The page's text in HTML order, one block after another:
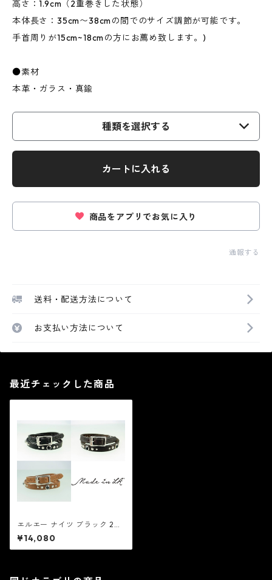
高さ：1.9cm（2重巻きした状態）
本体長さ：35cm〜38cmの間でのサイズ調節が可能です。
手首周りが15cm~18cmの方にお薦め致します。)
●素材
本革・ガラス・真鍮
種類を選択する
カートに入れる
商品をアプリでお気に入り
通報する
送料・配送方法について
お支払い方法について
最近チェックした商品
エルエー ナイツ ブラック 2：
MADE in LA メイド イン エル
エー レザー ブレスレット
¥14,080